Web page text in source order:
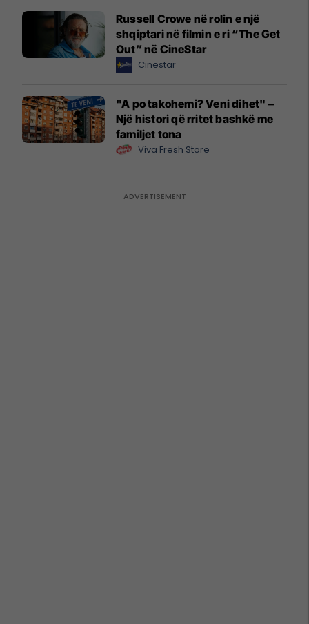
Russell Crowe në rolin e një
shqiptari në filmin e ri “The Get
Out” në CineStar
Cinestar
"A po takohemi? Veni dihet" –
Një histori që rritet bashkë me
familjet tona
Viva Fresh Store